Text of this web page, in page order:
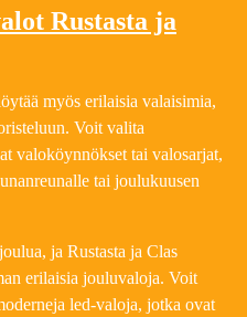
Rustasta ja
myös erilaisia valaisimia,
Voit valita
valoköynnökset tai valosarjat,
tai joulukuusen
ja Rustasta ja Clas
erilaisia jouluvaloja. Voit
led-valoja, jotka ovat